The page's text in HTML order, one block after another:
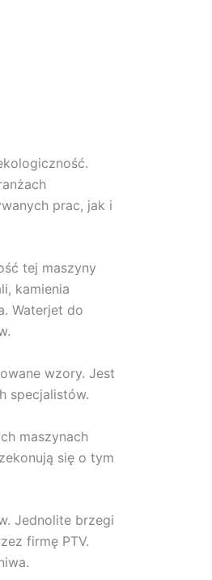
prac, jak i
tej maszyny
kamienia
Waterjet do
wzory. Jest
specjalistów.
maszynach
się o tym
Jednolite brzegi
firmę PTV.